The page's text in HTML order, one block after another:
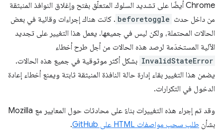
Chrome أيضًا على تشديد السلوك المتعلّق بفتح وإغلاق النوافذ المنبثقة
من داخل حدث beforetoggle . كانت هناك إجراءات وقائية في بعض
الحالات المحتملة، ولكن ليس في جميعها. يعمل هذا التغيير على تجديد
الآلية المستخدَمة لرصد هذه الحالات من أجل طرح أخطاء
InvalidStateError بشكل أكثر موثوقية في جميع هذه الحالات.
يضمن هذا التغيير بقاء إدارة حالة النافذة المنبثقة ثابتة ويمنع أخطاء إعادة
الدخول في التكرارات.
وقد تم إجراء هذه التغييرات بناءً على محادثات حول المعايير مع Mozilla
بشأن طلب سحب مواصفات HTML على GitHub .